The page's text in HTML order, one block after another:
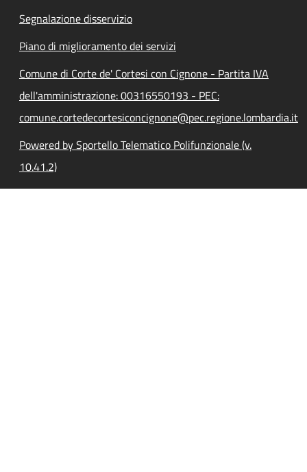
Segnalazione disservizio
Piano di miglioramento dei servizi
Comune di Corte de' Cortesi con Cignone - Partita IVA
dell'amministrazione: 00316550193 - PEC:
comune.cortedecortesiconcignone@pec.regione.lombardia.it
Powered by Sportello Telematico Polifunzionale (v.
10.41.2)